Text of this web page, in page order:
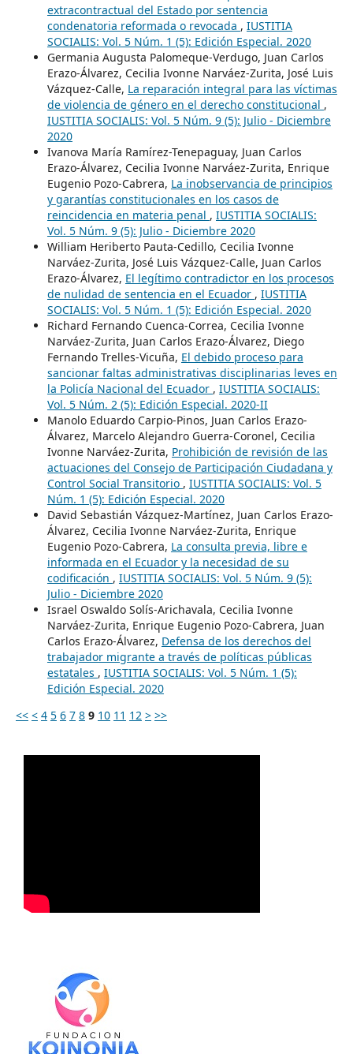
extracontractual del Estado por sentencia
condenatoria reformada o revocada , IUSTITIA
SOCIALIS: Vol. 5 Núm. 1 (5): Edición Especial. 2020
Germania Augusta Palomeque-Verdugo, Juan Carlos
Erazo-Álvarez, Cecilia Ivonne Narváez-Zurita, José Luis
Vázquez-Calle, La reparación integral para las víctimas
de violencia de género en el derecho constitucional ,
IUSTITIA SOCIALIS: Vol. 5 Núm. 9 (5): Julio - Diciembre
2020
Ivanova María Ramírez-Tenepaguay, Juan Carlos
Erazo-Álvarez, Cecilia Ivonne Narváez-Zurita, Enrique
Eugenio Pozo-Cabrera, La inobservancia de principios
y garantías constitucionales en los casos de
reincidencia en materia penal , IUSTITIA SOCIALIS:
Vol. 5 Núm. 9 (5): Julio - Diciembre 2020
William Heriberto Pauta-Cedillo, Cecilia Ivonne
Narváez-Zurita, José Luis Vázquez-Calle, Juan Carlos
Erazo-Álvarez, El legítimo contradictor en los procesos
de nulidad de sentencia en el Ecuador , IUSTITIA
SOCIALIS: Vol. 5 Núm. 1 (5): Edición Especial. 2020
Richard Fernando Cuenca-Correa, Cecilia Ivonne
Narváez-Zurita, Juan Carlos Erazo-Álvarez, Diego
Fernando Trelles-Vicuña, El debido proceso para
sancionar faltas administrativas disciplinarias leves en
la Policía Nacional del Ecuador , IUSTITIA SOCIALIS:
Vol. 5 Núm. 2 (5): Edición Especial. 2020-II
Manolo Eduardo Carpio-Pinos, Juan Carlos Erazo-
Álvarez, Marcelo Alejandro Guerra-Coronel, Cecilia
Ivonne Narváez-Zurita, Prohibición de revisión de las
actuaciones del Consejo de Participación Ciudadana y
Control Social Transitorio , IUSTITIA SOCIALIS: Vol. 5
Núm. 1 (5): Edición Especial. 2020
David Sebastián Vázquez-Martínez, Juan Carlos Erazo-
Álvarez, Cecilia Ivonne Narváez-Zurita, Enrique
Eugenio Pozo-Cabrera, La consulta previa, libre e
informada en el Ecuador y la necesidad de su
codificación , IUSTITIA SOCIALIS: Vol. 5 Núm. 9 (5):
Julio - Diciembre 2020
Israel Oswaldo Solís-Arichavala, Cecilia Ivonne
Narváez-Zurita, Enrique Eugenio Pozo-Cabrera, Juan
Carlos Erazo-Álvarez, Defensa de los derechos del
trabajador migrante a través de políticas públicas
estatales , IUSTITIA SOCIALIS: Vol. 5 Núm. 1 (5):
Edición Especial. 2020
<< < 4 5 6 7 8 9 10 11 12 > >>